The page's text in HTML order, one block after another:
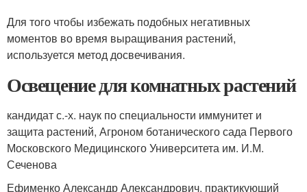
Для того чтобы избежать подобных негативных
моментов во время выращивания растений,
используется метод досвечивания.
Освещение для комнатных растений
кандидат с.-х. наук по специальности иммунитет и
защита растений, Агроном ботанического сада Первого
Московского Медицинского Университета им. И.М.
Сеченова
Ефименко Александр Александрович, практикующий